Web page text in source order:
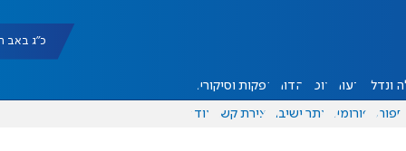
כ"ג באב תשפ"ו
ונדל"ן דעות אוכל יהדות הפקות וסיקורים
ספורט פורומים אתר ישיבה יצירת קשר עוד